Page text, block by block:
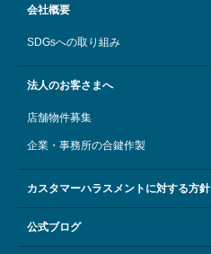
会社概要
SDGsへの取り組み
法人のお客さまへ
店舗物件募集
企業・事務所の合鍵作製
カスタマーハラスメントに対する方針
公式ブログ